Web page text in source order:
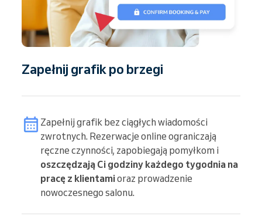
Zapełnij grafik po brzegi
Zapełnij grafik bez ciągłych wiadomości
zwrotnych. Rezerwacje online ograniczają
ręczne czynności, zapobiegają pomyłkom i
oszczędzają Ci godziny każdego tygodnia na
pracę z klientamioraz prowadzenie
nowoczesnego salonu.